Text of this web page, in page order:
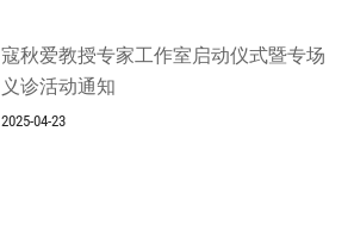
寇秋爱教授专家工作室启动仪式暨专场
义诊活动通知
2025-04-23